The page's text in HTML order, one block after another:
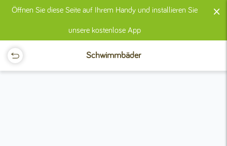
Öffnen Sie diese Seite auf Ihrem Handy und installieren Sie
unsere kostenlose App
×
Schwimmbäder